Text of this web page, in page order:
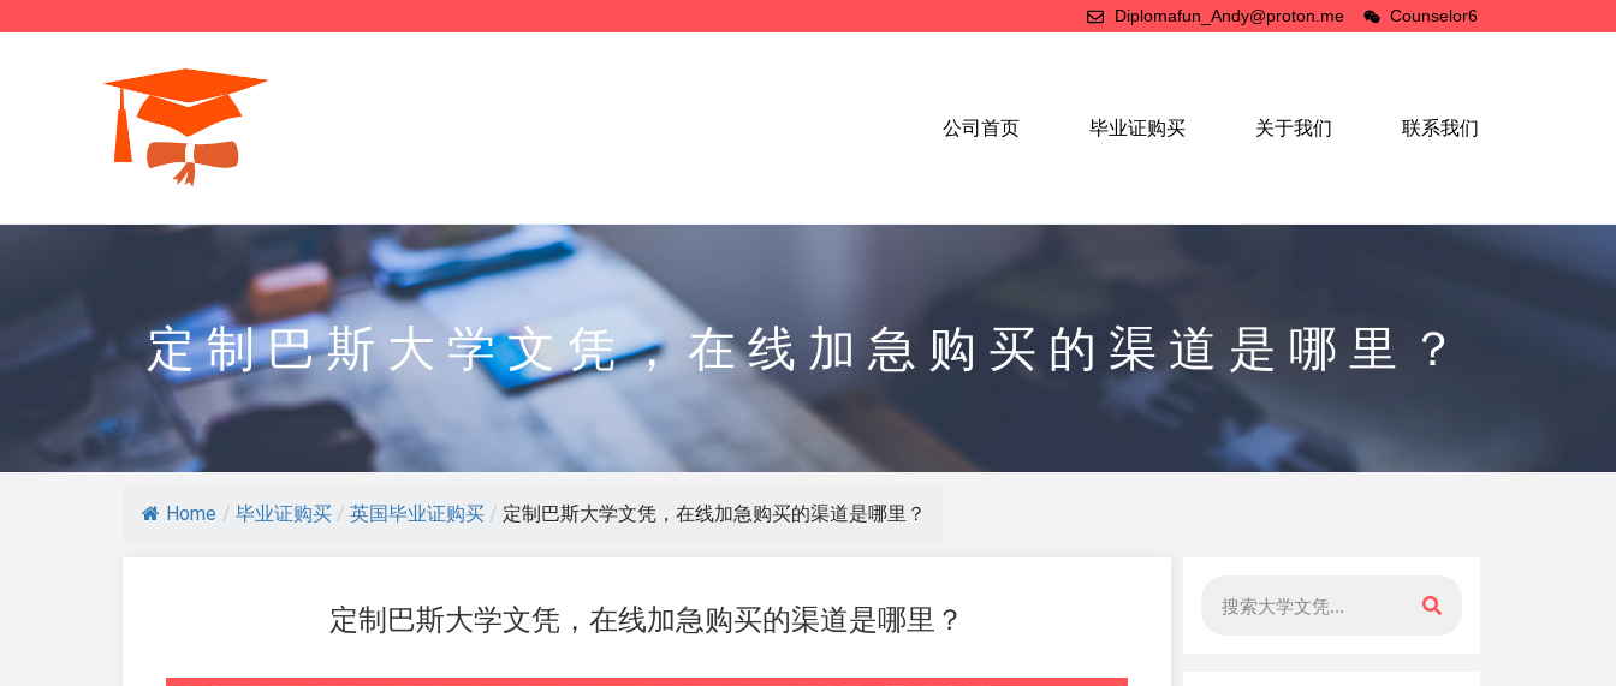
Diplomafun_Andy@proton.me Counselor6
公司首页 毕业证购买 关于我们 联系我们
定制巴斯大学文凭，在线加急购买的渠道是哪里？
Home / 毕业证购买 / 英国毕业证购买 / 定制巴斯大学文凭，在线加急购买的渠道是哪里？
定制巴斯大学文凭，在线加急购买的渠道是哪里？